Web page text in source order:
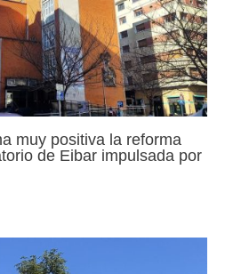
muy positiva la reforma
de Eibar impulsada por